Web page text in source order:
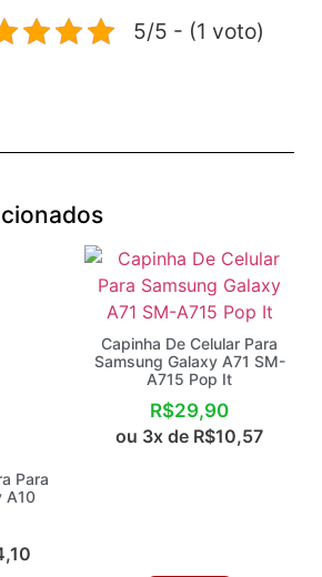
5/5 - (1 voto)
Para
A10
Capinha De Celular Para
Samsung Galaxy A71 SM-
A715 Pop It
R$29,90
ou 3x de R$10,57